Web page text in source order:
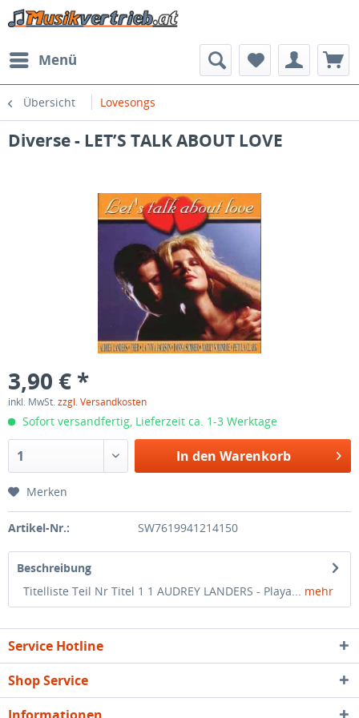
Menü
Übersicht Lovesongs
Diverse - LET’S TALK ABOUT LOVE
3,90 € *
inkl. MwSt.zzgl. Versandkosten
Sofort versandfertig, Lieferzeit ca. 1-3 Werktage
In den Warenkorb
Merken
Artikel-Nr.: SW7619941214150
Beschreibung
Titelliste Teil Nr Titel 1 1 AUDREY LANDERS - Playa... mehr
Service Hotline
Shop Service